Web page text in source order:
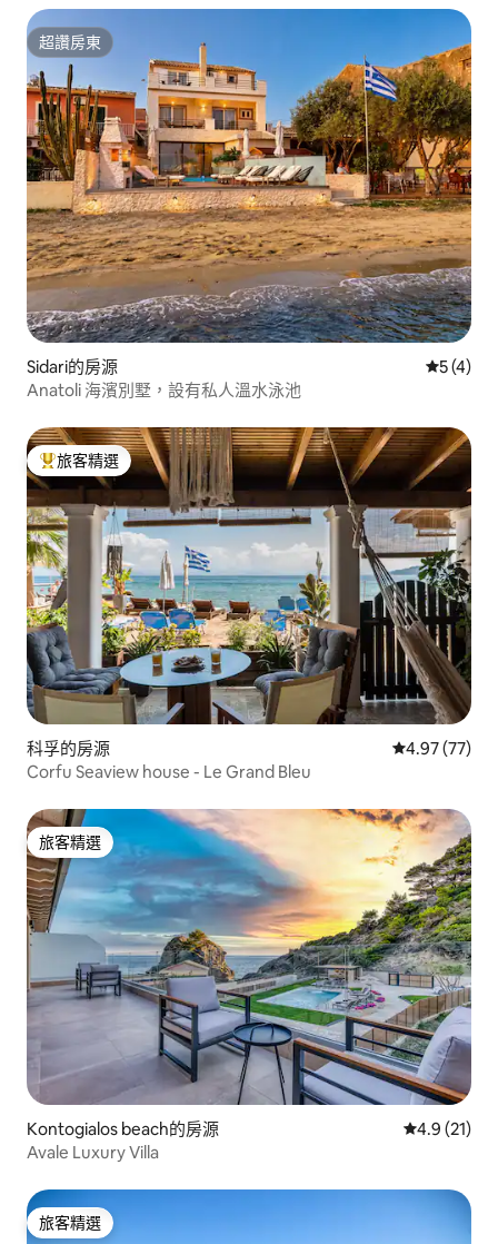
超讚房東
超讚房東
Sidari的房源 從 4 則評
5 (4)
Anatoli 海濱別墅，設有私人溫水泳池
旅客精選榜首
旅客精選
科孚的房源 從 77 則評價
4.97 (77)
Corfu Seaview house - Le Grand Bleu
旅客精選
旅客精選
Kontogialos beach的房源 從 21 則評
4.9 (21)
Avale Luxury Villa
旅客精選
旅客精選